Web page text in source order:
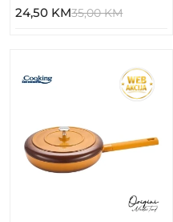
24,50 KM35,00 KM